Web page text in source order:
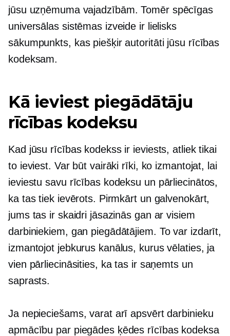
jūsu uzņēmuma vajadzībām. Tomēr spēcīgas
universālas sistēmas izveide ir lielisks
sākumpunkts, kas piešķir autoritāti jūsu rīcības
kodeksam.
Kā ieviest piegādātāju
rīcības kodeksu
Kad jūsu rīcības kodekss ir ieviests, atliek tikai
to ieviest. Var būt vairāki rīki, ko izmantojat, lai
ieviestu savu rīcības kodeksu un pārliecinātos,
ka tas tiek ievērots. Pirmkārt un galvenokārt,
jums tas ir skaidri jāsazinās gan ar visiem
darbiniekiem, gan piegādātājiem. To var izdarīt,
izmantojot jebkurus kanālus, kurus vēlaties, ja
vien pārliecināsities, ka tas ir saņemts un
saprasts.
Ja nepieciešams, varat arī apsvērt darbinieku
apmācību par piegādes ķēdes rīcības kodeksa